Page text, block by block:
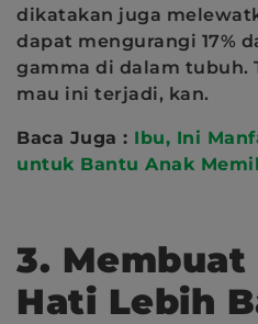
dikatakan juga
dapat mengurangi 17%
gamma di dalam tubuh.
mau ini terjadi, kan.
Baca Juga : Ibu, Ini
untuk Bantu Anak
3. Membuat
Hati Lebih